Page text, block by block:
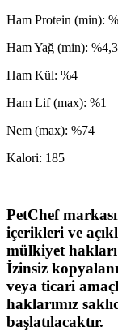
Ham Protein (min):
Ham Yağ (min): %4,3
Ham Kül: %4
Ham Lif (max): %1
Nem (max): %74
Kalori: 185
PetChef
içerikleri ve
mülkiyet
İzinsiz
veya ticari
haklarımız
başlatılacaktır.